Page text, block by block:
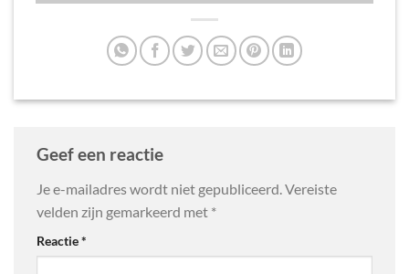
Geef een reactie
Je e-mailadres wordt niet gepubliceerd. Vereiste
velden zijn gemarkeerd met *
Reactie*